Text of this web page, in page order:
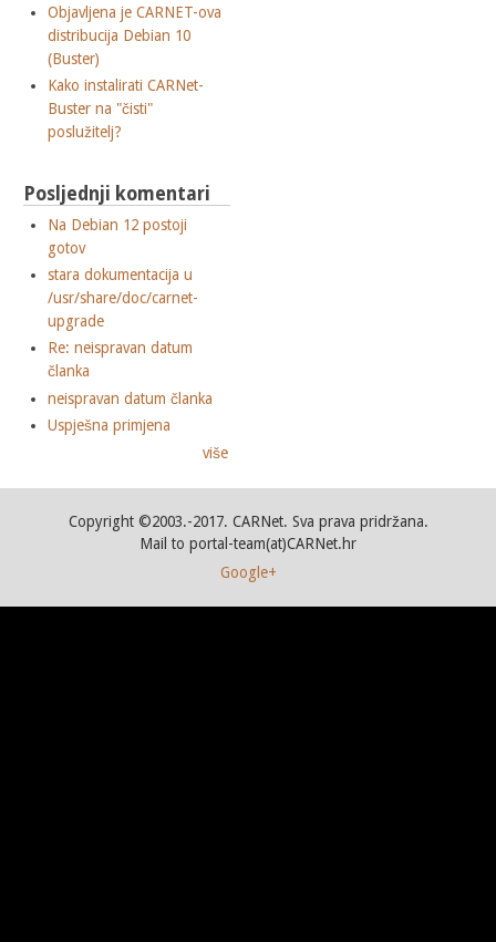
Objavljena je CARNET-ova
distribucija Debian 10
(Buster)
Kako instalirati CARNet-
Buster na "čisti"
poslužitelj?
Posljednji komentari
Na Debian 12 postoji
gotov
stara dokumentacija u
/usr/share/doc/carnet-
upgrade
Re: neispravan datum
članka
neispravan datum članka
Uspješna primjena
više
Copyright ©2003.-2017. CARNet. Sva prava pridržana.
Mail to portal-team(at)CARNet.hr
Google+